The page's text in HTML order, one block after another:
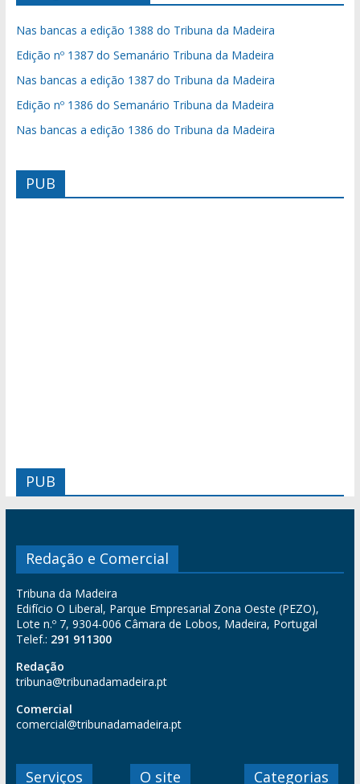
Nas bancas a edição 1388 do Tribuna da Madeira
Edição nº 1387 do Semanário Tribuna da Madeira
Nas bancas a edição 1387 do Tribuna da Madeira
Edição nº 1386 do Semanário Tribuna da Madeira
Nas bancas a edição 1386 do Tribuna da Madeira
PUB
PUB
Redação e Comercial
Tribuna da Madeira
Edifício O Liberal, Parque Empresarial Zona Oeste (PEZO),
Lote n.º 7, 9304-006 Câmara de Lobos, Madeira, Portugal
Telef.: 291 911300
Redação
tribuna@tribunadamadeira.pt
Comercial
comercial@tribunadamadeira.pt
Serviços O site Categorias